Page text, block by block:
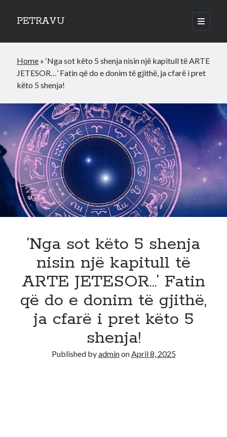
PETRAVU
open
primary
Sidebar
Bank
Credit Cards
Uncategorized
Home »‘Nga sot këto 5 shenja nisin një kapitull të ARTE
JETESOR…’ Fatin që do e donim të gjithë, ja cfarë i pret
këto 5 shenja!
‘Nga sot këto 5 shenja
nisin një kapitull të
ARTE JETESOR…’ Fatin
që do e donim të gjithë,
ja cfarë i pret këto 5
shenja!
Published byadminonApril 8, 2025